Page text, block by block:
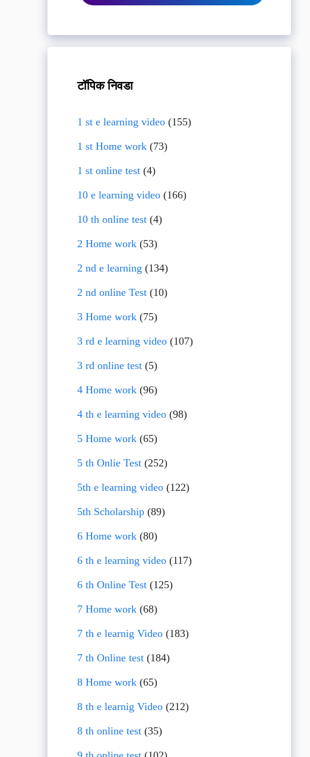
टॉपिक निवडा
1 st e learning video(155)
1 st Home work(73)
1 st online test(4)
10 e learning video(166)
10 th online test(4)
2 Home work(53)
2 nd e learning (134)
2 nd online Test(10)
3 Home work(75)
3 rd e learning video(107)
3 rd online test(5)
4 Home work(96)
4 th e learning video(98)
5 Home work(65)
5 th Onlie Test(252)
5th e learning video(122)
5th Scholarship(89)
6 Home work(80)
6 th e learning video(117)
6 th Online Test(125)
7 Home work(68)
7 th e learnig Video(183)
7 th Online test(184)
8 Home work(65)
8 th e learnig Video(212)
8 th online test(35)